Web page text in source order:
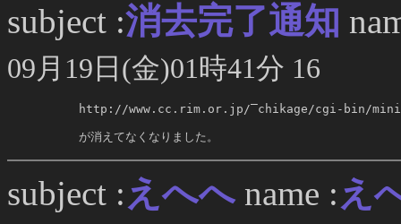
subject :消去完了通知
09月19日(金)01時41分 16
http://www.cc.rim.or.jp/‾chikage/cgi-bin/
     が消えてなくなりました。
subject : えへへ name : え